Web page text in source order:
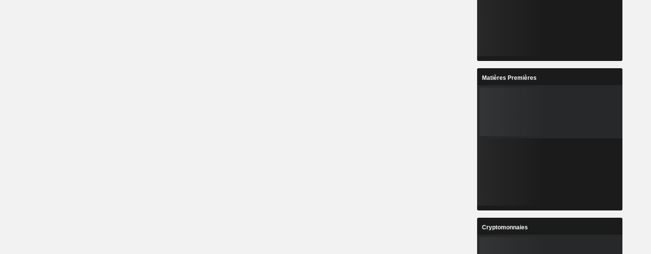
Matières Premières
Cryptomonnaies